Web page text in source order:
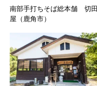
南部手打ちそば総本舗 切田
屋（鹿角市）